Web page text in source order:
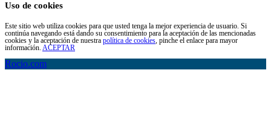
Uso de cookies
Este sitio web utiliza cookies para que usted tenga la mejor experiencia de usuario. Si
continúa navegando está dando su consentimiento para la aceptación de las mencionadas
cookies y la aceptación de nuestra política de cookies, pinche el enlace para mayor
información. ACEPTAR
Rocio.com